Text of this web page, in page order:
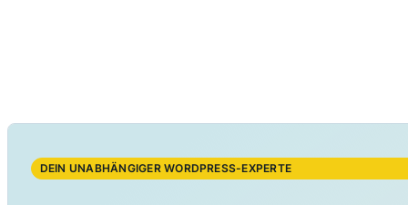
DEIN UNABHÄNGIGER WORDPRESS-EXPERTE